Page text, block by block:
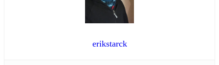
erikstarck